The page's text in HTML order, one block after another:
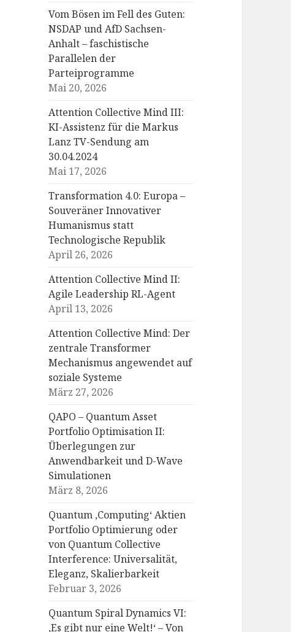
Vom Bösen im Fell des Guten:
NSDAP und AfD Sachsen-
Anhalt – faschistische
Parallelen der
Parteiprogramme
Mai 20, 2026
Attention Collective Mind III:
KI-Assistenz für die Markus
Lanz TV-Sendung am
30.04.2024
Mai 17, 2026
Transformation 4.0: Europa –
Souveräner Innovativer
Humanismus statt
Technologische Republik
April 26, 2026
Attention Collective Mind II:
Agile Leadership RL-Agent
April 13, 2026
Attention Collective Mind: Der
zentrale Transformer
Mechanismus angewendet auf
soziale Systeme
März 27, 2026
QAPO – Quantum Asset
Portfolio Optimisation II:
Überlegungen zur
Anwendbarkeit und D-Wave
Simulationen
März 8, 2026
Quantum ‚Computing‘ Aktien
Portfolio Optimierung oder
von Quantum Collective
Interference: Universalität,
Eleganz, Skalierbarkeit
Februar 3, 2026
Quantum Spiral Dynamics VI:
‚Es gibt nur eine Welt!‘ – Von